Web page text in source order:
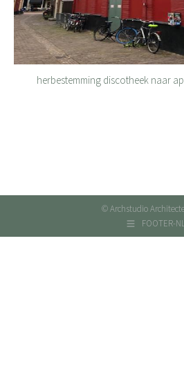
herbestemming discotheek naar
© Archstudio
FOOTER-